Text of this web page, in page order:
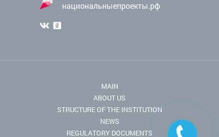
национальныепроекты.рф
MAIN
ABOUT US
STRUCTURE OF THE INSTITUTION
NEWS
REGULATORY DOCUMENTS